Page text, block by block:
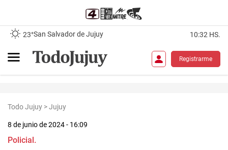
23°San Salvador de Jujuy 10:32 HS.
Registrarme
Todo Jujuy >Jujuy
8 de junio de 2024 - 16:09
Policial.